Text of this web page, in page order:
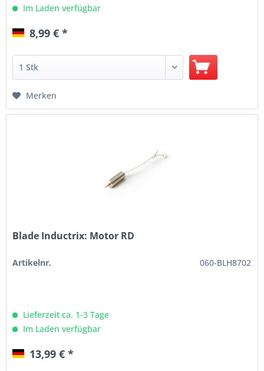
Im Laden verfügbar
8,99 € *
Merken
Blade Inductrix: Motor RD
Artikelnr. 060-BLH8702
Lieferzeit ca. 1-3 Tage
Im Laden verfügbar
13,99 € *